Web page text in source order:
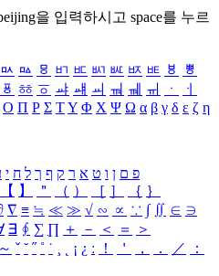
을 입력하시고 space를 누르
ㅯ ㅰ ㅱ ㅲ ㅳ ㅴ ㅵ ㅶ ㅷ ㅸ
ㅹ
ㆄ ㆅ ㆆ ㆇ ㆈ ㆉ ㆊ ㆋ ㆌ ㆍ
ㆎ
Ο Π Ρ Σ ΤΥ Φ Χ Ψ Ω α β γ δ ε ζ η
פ ם ן ו ט א ר ק ף ך ל ח י
【 】 ＂ （ ） ［ ］ ｛ ｝
∇ ≡ ≒ ≪ ≫ √ ∽ ∝ ∵ ∫ ∬ ∈ ∋
∃ ∮ ∑ ∏ ＋ － ＜ ＝
＞
～ ˇ ˘ ˝ ˚ ˙ ¸ ¡ ¿ ː ！ ＇ ， ． ／
：